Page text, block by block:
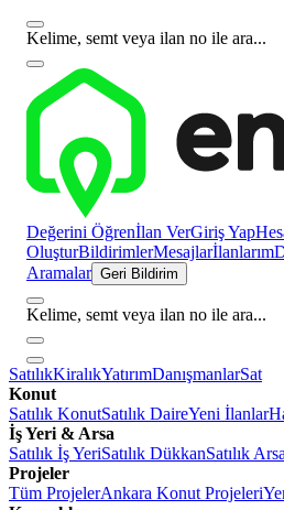
Kelime, semt veya ilan no ile ara...
Değerini Öğrenİlan VerGiriş Yap
OluşturBildirimlerMesajlarİlanlarım
Aramalar Geri Bildirim
Kelime, semt veya ilan no ile ara...
SatılıkKiralıkYatırımDanışmanlarSat
Konut
Satılık KonutSatılık DaireYeni İlanlar
İş Yeri & Arsa
Satılık İş YeriSatılık DükkanSatılık Arsa
Projeler
Tüm ProjelerAnkara Konut Projeleri